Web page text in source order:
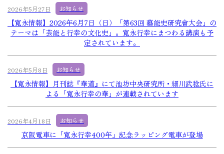
2026年5月27日 お知らせ
【寛永情報】2026年6月7日（日）「第63回 藝能史研究會大会」の
テーマは「芸能と行幸の文化史」。寛永行幸にまつわる講演も予
定されています。
2026年5月8日 お知らせ
【寛永情報】月刊誌『華道』にて池坊中央研究所・細川武稔氏に
よる「寛永行幸の華」が連載されています
2026年4月18日 お知らせ
京阪電車に「寛永行幸400年」記念ラッピング電車が登場